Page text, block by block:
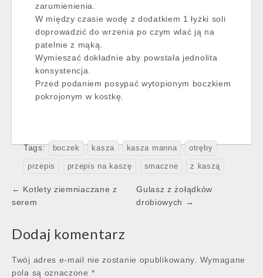
zarumienienia.
W między czasie wodę z dodatkiem 1 łyżki soli
doprowadzić do wrzenia po czym wlać ją na
patelnie z mąką.
Wymieszać dokładnie aby powstała jednolita
konsystencja.
Przed podaniem posypać wytopionym boczkiem
pokrojonym w kostkę.
Tags: boczek kasza kasza manna otręby
przepis przepis na kaszę smaczne z kaszą
Post
navigation
← Kotlety ziemniaczane z
serem
Gulasz z żołądków
drobiowych →
Dodaj komentarz
Twój adres e-mail nie zostanie opublikowany.
Wymagane
pola są oznaczone *